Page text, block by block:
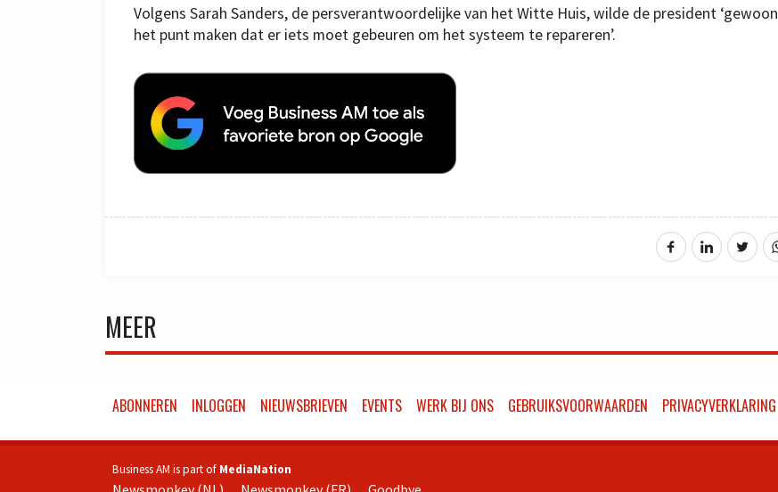
Volgens Sarah Sanders, de persverantwoordelijke van het Witte Huis, wilde de president ‘gewoon
het punt maken dat er iets moet gebeuren om het systeem te repareren’.
MEER
ABONNEREN INLOGGEN NIEUWSBRIEVEN EVENTS WERK BIJ ONS GEBRUIKSVOORWAARDEN PRIVACYVERKLARING
Business AM is part of MediaNation